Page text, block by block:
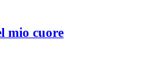
mio cuore